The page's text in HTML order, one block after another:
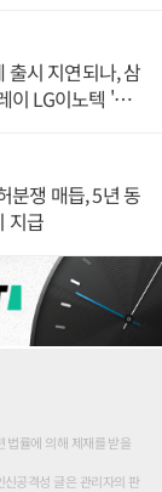
시 지연되나, 삼
이 LG이노텍 '탈
분쟁 매듭, 5년 동
지급
법률에 의해 제재를 받을
공격성 글은 관리자의 판